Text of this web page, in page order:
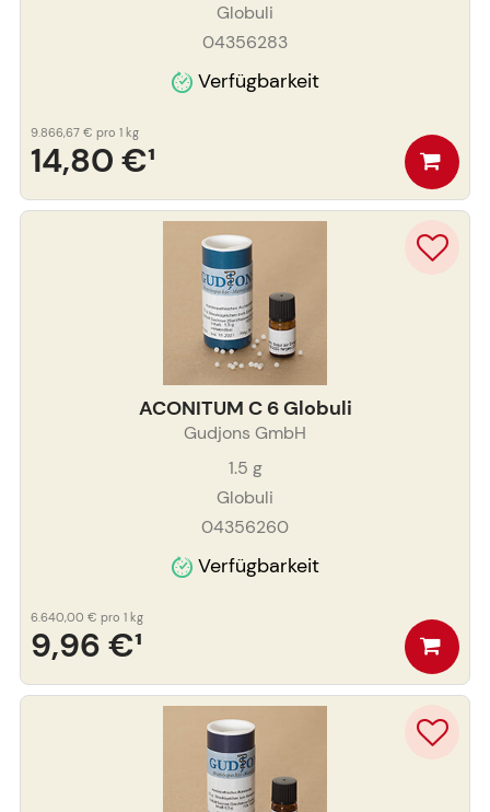
Globuli
04356283
Verfügbarkeit
14,80 €¹
9.866,67 € pro 1 kg
ACONITUM C 6 Globuli
Gudjons GmbH
1.5 g
Globuli
04356260
Verfügbarkeit
9,96 €¹
6.640,00 € pro 1 kg